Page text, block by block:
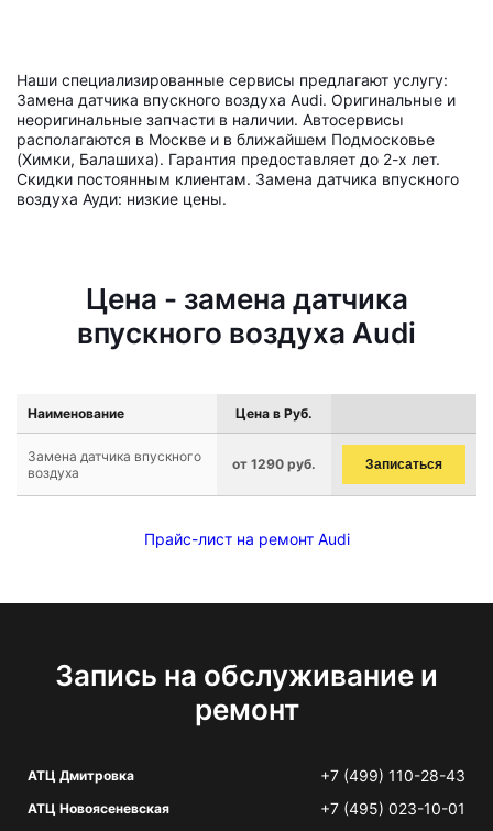
Наши специализированные сервисы предлагают услугу:
Замена датчика впускного воздуха Audi. Оригинальные и
неоригинальные запчасти в наличии. Автосервисы
располагаются в Москве и в ближайшем Подмосковье
(Химки, Балашиха). Гарантия предоставляет до 2-х лет.
Скидки постоянным клиентам. Замена датчика впускного
воздуха Ауди: низкие цены.
Цена - замена датчика
впускного воздуха Audi
Наименование Цена в Руб.
Замена датчика впускного
воздуха
от 1290 руб. Записаться
Прайс-лист на ремонт Audi
Запись на обслуживание и
ремонт
АТЦ Дмитровка +7 (499) 110-28-43
АТЦ Новоясеневская +7 (495) 023-10-01